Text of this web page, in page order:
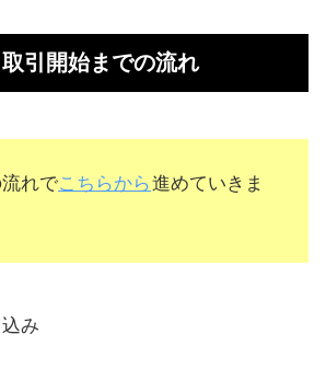
引開始までの流れ
れでこちらから進めていきま
み